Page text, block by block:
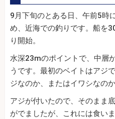
9月下旬のとある日、午前5時
め、近海での釣りです。船を
り開始。
水深23mのポイントで、中層
うです。最初のベイトはアジ
ジなのか、またはイワシなの
アジが付いたので、そのまま
がでましたが、これには食い